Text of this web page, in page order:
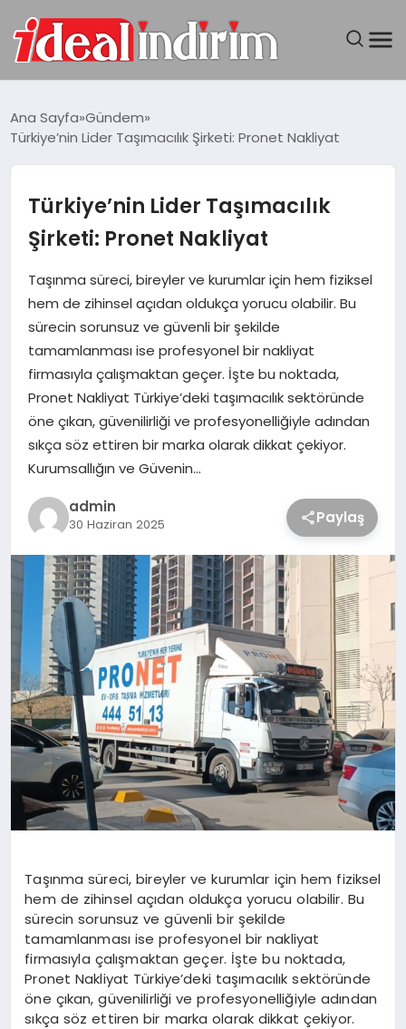
BILGISAYAR
DÜNYA
SEYAHAT
TEKNOLOJI
YAŞAM
Ana Sayfa Gündem
Türkiye’nin Lider Taşımacılık Şirketi: Pronet Nakliyat
Türkiye’nin Lider Taşımacılık
Şirketi: Pronet Nakliyat
Taşınma süreci, bireyler ve kurumlar için hem fiziksel
hem de zihinsel açıdan oldukça yorucu olabilir. Bu
sürecin sorunsuz ve güvenli bir şekilde
tamamlanması ise profesyonel bir nakliyat
firmasıyla çalışmaktan geçer. İşte bu noktada,
Pronet Nakliyat Türkiye’deki taşımacılık sektöründe
öne çıkan, güvenilirliği ve profesyonelliğiyle adından
sıkça söz ettiren bir marka olarak dikkat çekiyor.
Kurumsallığın ve Güvenin…
admin
30 Haziran 2025 Paylaş
Taşınma süreci, bireyler ve kurumlar için hem fiziksel
hem de zihinsel açıdan oldukça yorucu olabilir. Bu
sürecin sorunsuz ve güvenli bir şekilde
tamamlanması ise profesyonel bir nakliyat
firmasıyla çalışmaktan geçer. İşte bu noktada,
Pronet Nakliyat Türkiye’deki taşımacılık sektöründe
öne çıkan, güvenilirliği ve profesyonelliğiyle adından
sıkça söz ettiren bir marka olarak dikkat çekiyor.